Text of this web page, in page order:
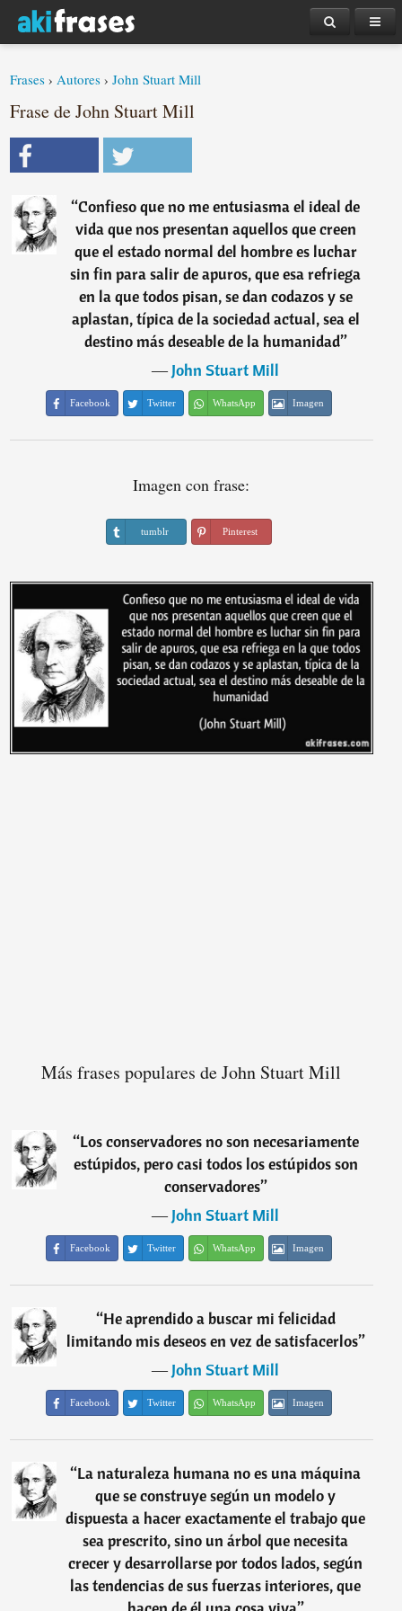
Frases ›Autores ›John Stuart Mill
Frase de John Stuart Mill
“Confieso que no me entusiasma el ideal de
vida que nos presentan aquellos que creen
que el estado normal del hombre es luchar
sin fin para salir de apuros, que esa refriega
en la que todos pisan, se dan codazos y se
aplastan, típica de la sociedad actual, sea el
destino más deseable de la humanidad”
―John Stuart Mill
Facebook Twitter WhatsApp Imagen
Imagen con frase:
tumblr Pinterest
Más frases populares de John Stuart Mill
“Los conservadores no son necesariamente
estúpidos, pero casi todos los estúpidos son
conservadores”
―John Stuart Mill
Facebook Twitter WhatsApp Imagen
“He aprendido a buscar mi felicidad
limitando mis deseos en vez de satisfacerlos”
―John Stuart Mill
Facebook Twitter WhatsApp Imagen
“La naturaleza humana no es una máquina
que se construye según un modelo y
dispuesta a hacer exactamente el trabajo que
sea prescrito, sino un árbol que necesita
crecer y desarrollarse por todos lados, según
las tendencias de sus fuerzas interiores, que